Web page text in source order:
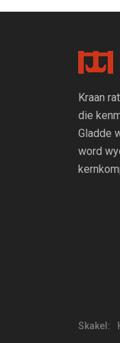
Kraan
die
Gladde
word
Skakel: